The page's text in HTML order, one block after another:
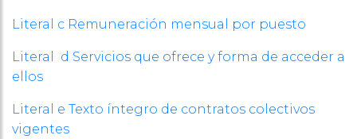
Literal c Remuneración mensual por puesto
Literal d Servicios que ofrece y forma de acceder a
ellos
Literal e Texto íntegro de contratos colectivos
vigentes